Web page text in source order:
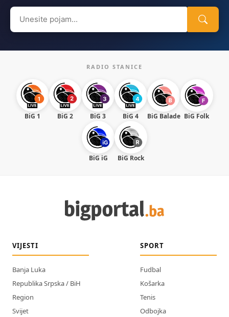
Search
for:
RADIO STANICE
BiG 1 BiG 2 BiG 3 BiG 4 BiG Balade BiG Folk
BiG iG BiG Rock
VIJESTI
Banja Luka
Republika Srpska / BiH
Region
Svijet
SPORT
Fudbal
Košarka
Tenis
Odbojka